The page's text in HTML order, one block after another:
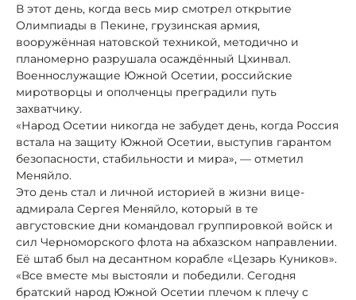
В этот день, когда весь мир смотрел открытие
Олимпиады в Пекине, грузинская армия,
вооружённая натовской техникой, методично и
планомерно разрушала осаждённый Цхинвал.
Военнослужащие Южной Осетии, российские
миротворцы и ополченцы преградили путь
захватчику.
«Народ Осетии никогда не забудет день, когда Россия
встала на защиту Южной Осетии, выступив гарантом
безопасности, стабильности и мира», — отметил
Меняйло.
Это день стал и личной историей в жизни вице-
адмирала Сергея Меняйло, который в те
августовские дни командовал группировкой войск и
сил Черноморского флота на абхазском направлении.
Её штаб был на десантном корабле «Цезарь Куников».
«Все вместе мы выстояли и победили. Сегодня
братский народ Южной Осетии плечом к плечу с